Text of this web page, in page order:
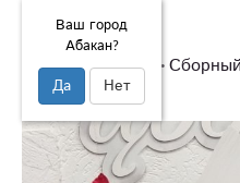
Ваш город
Абакан?
Да Нет
Главная Букеты
поцелуй»